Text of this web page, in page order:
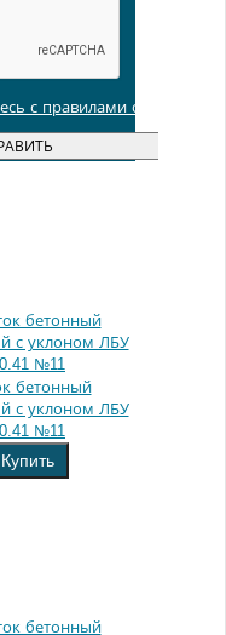
с правилами обработки
бетонный
с уклоном ЛБУ
№11
Купить